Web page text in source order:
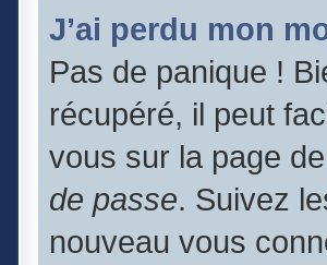
J’ai perdu mon
Pas de panique !
récupéré, il peut
vous sur la page
de passe. Suivez
nouveau vous